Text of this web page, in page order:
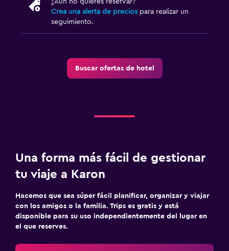
Sillas de playa
Habitación
Enchufe cerca de la cama
Sofá cama
Perchero
Crea una alerta de precios para realizar un
seguimiento.
Buscar ofertas de hotel
Una forma más fácil de gestionar
tu viaje a Karon
Hacemos que sea súper fácil planificar, organizar y viajar
con los amigos o la familia. Trips es gratis y está
disponible para su uso independientemente del lugar en
el que reserves.